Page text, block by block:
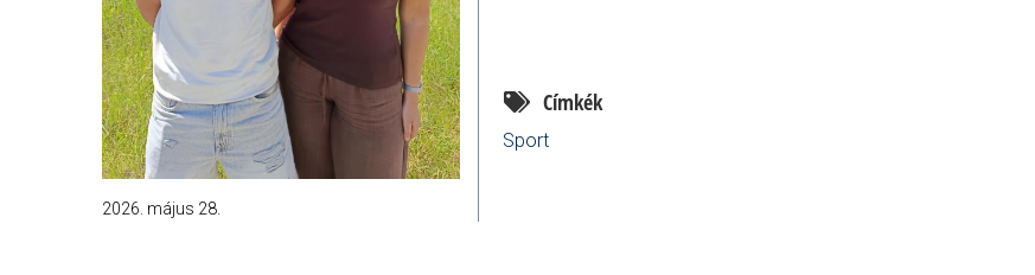
Címkék
Sport
2026. május 28.